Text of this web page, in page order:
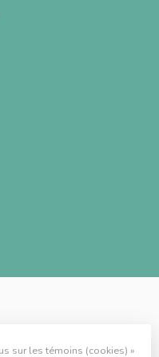
sur les témoins (cookies) »